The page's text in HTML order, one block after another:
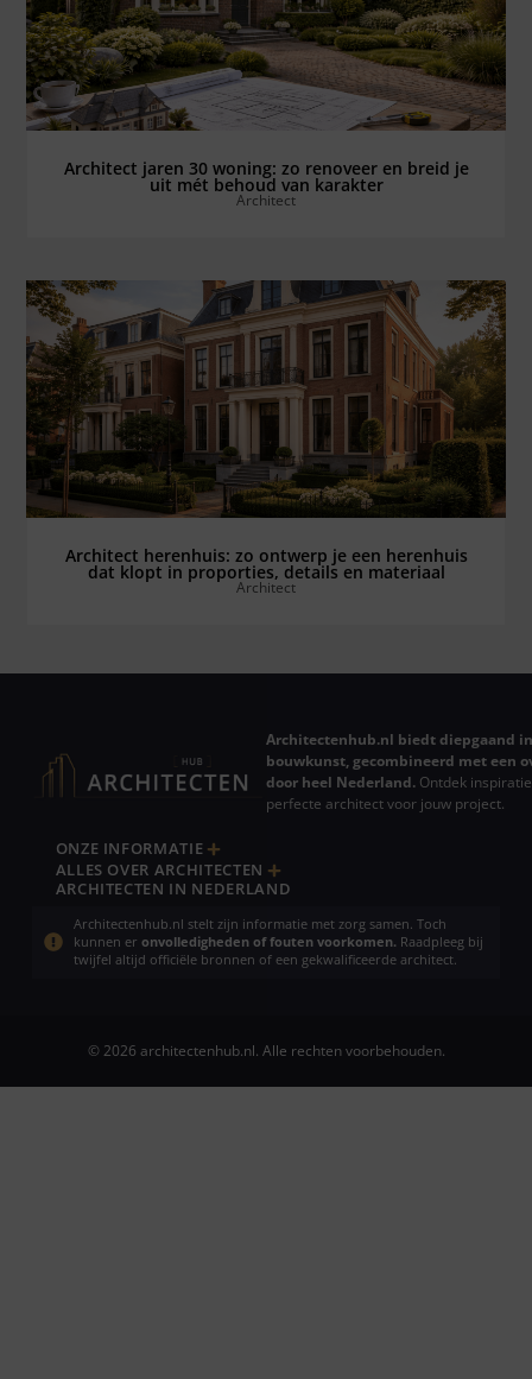
Bekijk alles ⟶
Architect jaren 30 woning: zo renoveer en breid je
uit mét behoud van karakter
Architect
Bekijk alles ⟶
Architect herenhuis: zo ontwerp je een herenhuis
dat klopt in proporties, details en materiaal
Architect
Architectenhub.nl biedt diepgaand
bouwkunst, gecombineerd met een
door heel Nederland. Ontdek
perfecte architect voor jouw project.
ONZE INFORMATIE
ALLES OVER ARCHITECTEN
ARCHITECTEN IN NEDERLAND
Architectenhub.nl stelt zijn informatie met zorg samen. Toch
kunnen er onvolledigheden of fouten voorkomen. Raadpleeg bij
twijfel altijd officiële bronnen of een gekwalificeerde architect.
© 2026 architectenhub.nl. Alle rechten voorbehouden.